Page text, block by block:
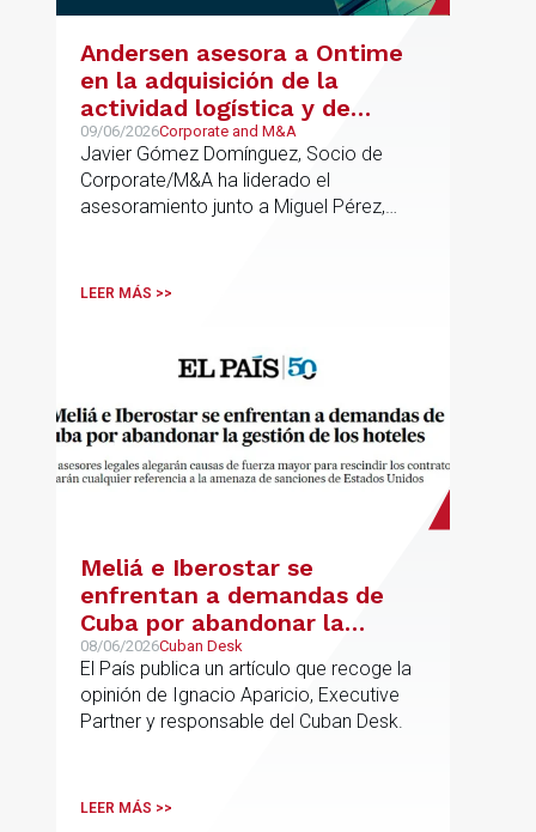
Andersen asesora a Ontime
en la adquisición de la
actividad logística y de
transporte de Campillo
Palmera
09/06/2026Corporate and M&A
Javier Gómez Domínguez, Socio de
Corporate/M&A ha liderado el
asesoramiento junto a Miguel Pérez,
LEER MÁS >>
Meliá e Iberostar se
enfrentan a demandas de
Cuba por abandonar la
gestión de los hoteles
08/06/2026Cuban Desk
El País publica un artículo que recoge la
opinión de Ignacio Aparicio, Executive
Partner y responsable del Cuban Desk.
LEER MÁS >>